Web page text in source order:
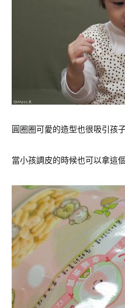
圓圈圈可愛的造型也很吸引孩
當小孩調皮的時候也可以拿這